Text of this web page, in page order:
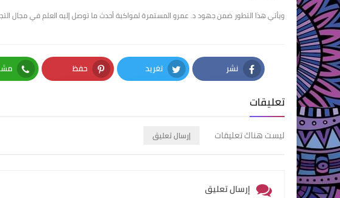
ويأتي هذا التطور ضمن جهود د. عمرو المستمرة لمواكبة أحدث ما توصل إليه العلم في مجال
نشر
Facebook
تغريد
Twitter
حفظ
Pinterest
تعليقات
ليست هناك تعليقات إرسال تعليق
إرسال تعليق